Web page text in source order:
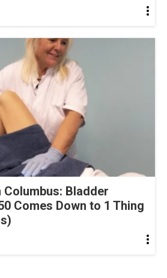
Bladder
Comes Down to 1 Thing